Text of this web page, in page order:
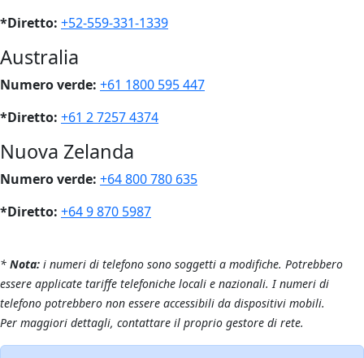
*Diretto: +52-559-331-1339
Australia
Numero verde: +61 1800 595 447
*Diretto: +61 2 7257 4374
Nuova Zelanda
Numero verde: +64 800 780 635
*Diretto: +64 9 870 5987
* Nota: i numeri di telefono sono soggetti a modifiche. Potrebbero
essere applicate tariffe telefoniche locali e nazionali. I numeri di
telefono potrebbero non essere accessibili da dispositivi mobili.
Per maggiori dettagli, contattare il proprio gestore di rete.